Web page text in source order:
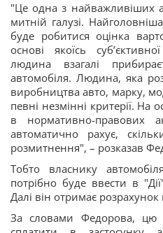
"Це одна з найважливіших
митній галузі.
буде робитися оцінка
основі якоїсь
людина взагалі
автомобіля. Людина, яка
виробництва авто, марку,
певні незмінні критерії. На
в нормативно-правових
автоматично рахує,
розмитнення", – розказав
Тобто власнику
потрібно буде ввести в
Далі він отримає
За словами Федорова, цю